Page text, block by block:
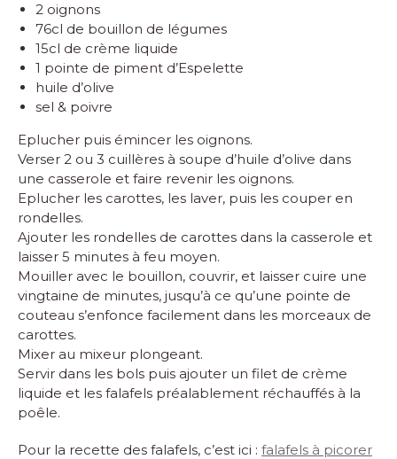
2 oignons
76cl de bouillon de légumes
15cl de crème liquide
1 pointe de piment d’Espelette
huile d’olive
sel & poivre
Eplucher puis émincer les oignons.
Verser 2 ou 3 cuillères à soupe d’huile d’olive dans
une casserole et faire revenir les oignons.
Eplucher les carottes, les laver, puis les couper en
rondelles.
Ajouter les rondelles de carottes dans la casserole et
laisser 5 minutes à feu moyen.
Mouiller avec le bouillon, couvrir, et laisser cuire une
vingtaine de minutes, jusqu’à ce qu’une pointe de
couteau s’enfonce facilement dans les morceaux de
carottes.
Mixer au mixeur plongeant.
Servir dans les bols puis ajouter un filet de crème
liquide et les falafels préalablement réchauffés à la
poêle.
Pour la recette des falafels, c’est ici : falafels à picorer